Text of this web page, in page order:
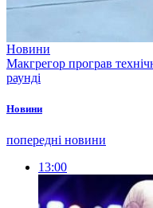
Новини
Макгрегор програв
раунді
Новини
попередні новини
13:00